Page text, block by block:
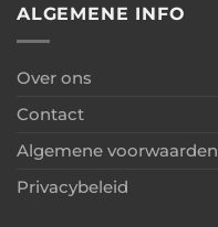
ALGEMENE INFO
Over ons
Contact
Algemene voorwaarden
Privacybeleid